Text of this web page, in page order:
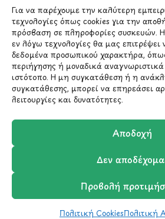
Για να παρέχουμε την καλύτερη
τεχνολογίες όπως cookies για την
πρόσβαση σε πληροφορίες συσκευών.
εν λόγω τεχνολογίες θα μας
δεδομένα προσωπικού χαρακτήρα,
περιήγησης ή μοναδικά
ιστότοπο. Η μη συγκατάθεση ή η
συγκατάθεσης, μπορεί να επηρεάσει
λειτουργίες και δυνατότητες.
Αποδοχή
Δεν
Προβολή
Πολιτική CookiesΠολιτική
Όροι Παροχής Υπηρεσιώντης
ΣΤΟΙΧΕΙΑ
Holargos Center (Ισόγειο)
Λ.Περικλέους 56,
Χολαργός 15561
info@ypografi.com